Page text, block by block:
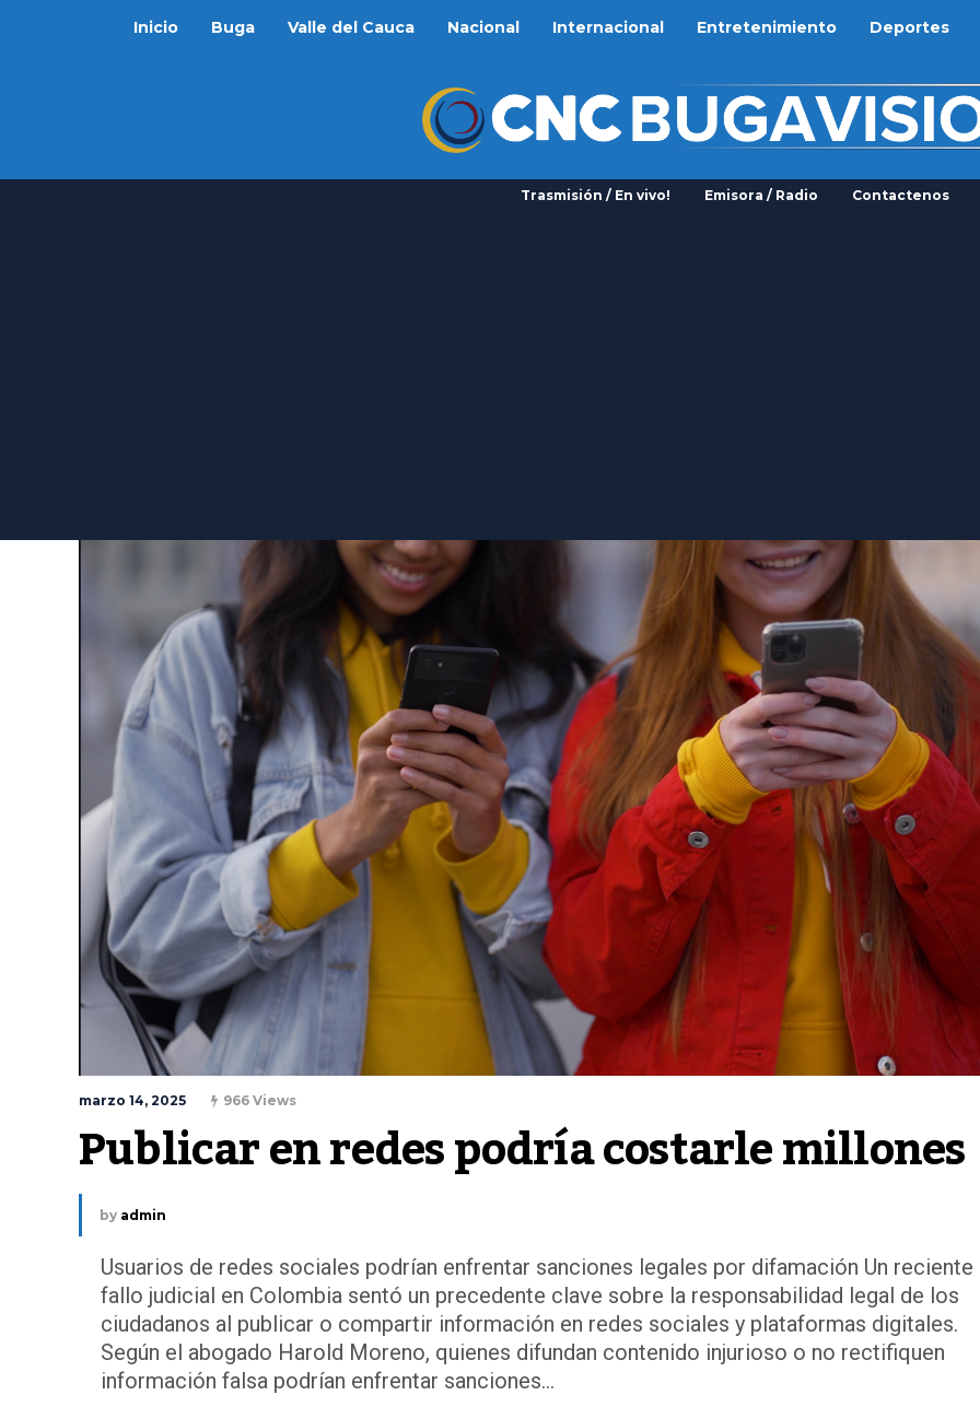
Inicio Buga Valle del Cauca Nacional Internacional Entretenimiento Deportes
Trasmisión / En vivo! Emisora / Radio Contactenos
marzo 14, 2025 966 Views
Publicar en redes podría costarle millones
by admin
Usuarios de redes sociales podrían enfrentar sanciones legales por difamación Un reciente
fallo judicial en Colombia sentó un precedente clave sobre la responsabilidad legal de los
ciudadanos al publicar o compartir información en redes sociales y plataformas digitales.
Según el abogado Harold Moreno, quienes difundan contenido injurioso o no rectifiquen
información falsa podrían enfrentar sanciones...